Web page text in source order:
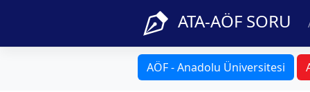
ATA-AÖF SORU
AÖF - Anadolu Üniversitesi